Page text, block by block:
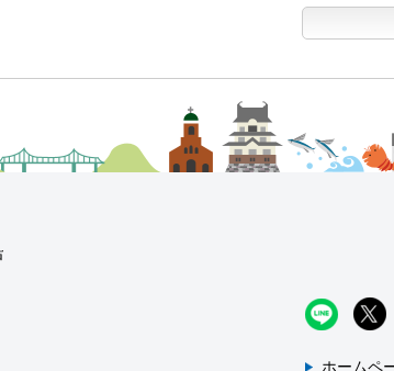
ホームペ